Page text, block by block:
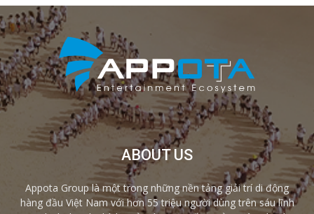
ABOUT US
Appota Group là một trong những nền tảng giải trí di động
hàng đầu Việt Nam với hơn 55 triệu người dùng trên sáu lĩnh